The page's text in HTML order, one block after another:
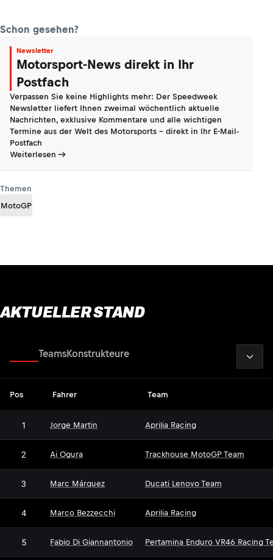
Schon gesehen?
Newsletter
Motorsport-News direkt in Ihr
Postfach
Verpassen Sie keine Highlights mehr: Der Speedweek
Newsletter liefert Ihnen zweimal wöchentlich aktuelle
Nachrichten, exklusive Kommentare und alle wichtigen
Termine aus der Welt des Motorsports - direkt in Ihr E-Mail-
Postfach
Weiterlesen
Themen
MotoGP
AKTUELLER STAND
TeamsKonstrukteure
Pos Fahrer Team
1 Jorge Martin Aprilia Racing
2 Ai Ogura Trackhouse MotoGP Team
3 Marc Márquez Ducati Lenovo Team
4 Marco Bezzecchi Aprilia Racing
5 Fabio Di Giannantonio Pertamina Enduro VR46 Racing